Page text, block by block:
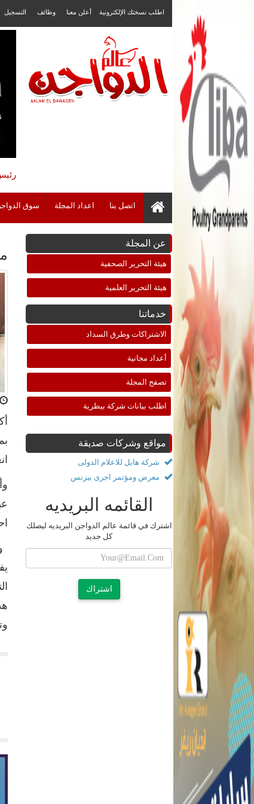
اطلب نسختك الإلكترونية أعلن معنا وظائف التسجيل
اتصل بنا اعداد المجلة سوق
عن المجلة
هيئة التحرير الصحفية
هيئة التحرير العلمية
خدماتنا
الاشتراكات وطرق السداد
أعداد مجانية
تصفح المجلة
اطلب بيانات شركة بيطرية
مواقع وشركات صديقة
شركة هايل للاعلام الدولى
معرض ومؤتمر اجرى بيزنس
القائمه البريديه
اشترك في قائمة عالم الدواجن البريديه ليصلك
كل جديد
اشتراك